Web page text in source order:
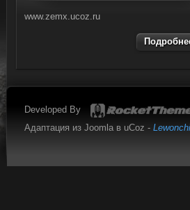
www.zemx.ucoz.ru
Developed By
Адаптация из Joomla в uCoz -